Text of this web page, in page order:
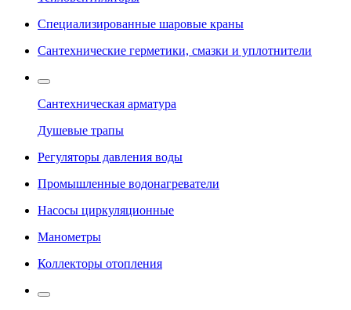
Специализированные шаровые краны
Сантехнические герметики, смазки и уплотнители
Сантехническая арматура
Душевые трапы
Регуляторы давления воды
Промышленные водонагреватели
Насосы циркуляционные
Манометры
Коллекторы отопления